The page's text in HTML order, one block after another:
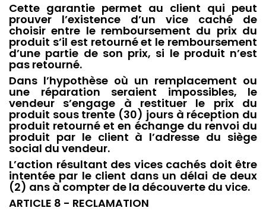
Cette garantie permet au client qui peut
prouver l’existence d’un vice caché de
choisir entre le remboursement du prix du
produit s’il est retourné et le remboursement
d’une partie de son prix, si le produit n’est
pas retourné.
Dans l’hypothèse où un remplacement ou
une réparation seraient impossibles, le
vendeur s’engage à restituer le prix du
produit sous trente (30) jours à réception du
produit retourné et en échange du renvoi du
produit par le client à l’adresse du siège
social du vendeur.
L’action résultant des vices cachés doit être
intentée par le client dans un délai de deux
(2) ans à compter de la découverte du vice.
ARTICLE 8 - RECLAMATION